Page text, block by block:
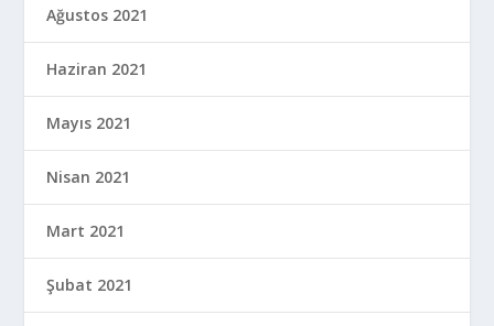
Ağustos 2021
Haziran 2021
Mayıs 2021
Nisan 2021
Mart 2021
Şubat 2021